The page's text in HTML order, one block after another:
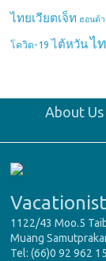
ไทยเวียตเจ็ท ฮอนด้
โควิด-19 ไต้หวัน ไ
About Us
Vacationist
1122/43 Moo.5
Muang
Tel: (66)0 92 962